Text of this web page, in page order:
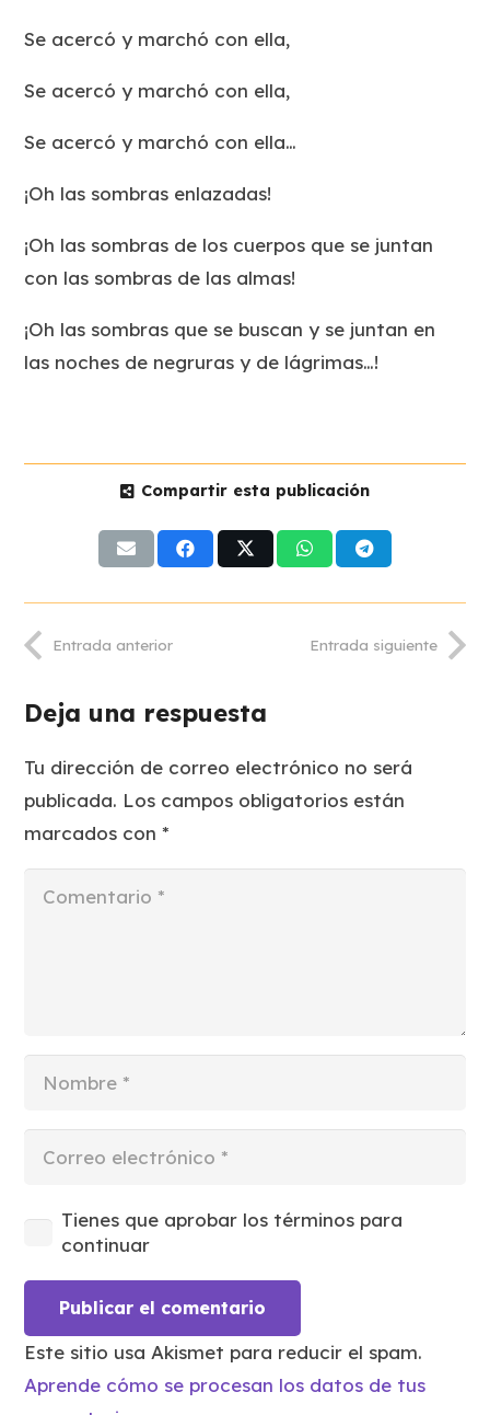
Se acercó y marchó con ella,
Se acercó y marchó con ella,
Se acercó y marchó con ella…
¡Oh las sombras enlazadas!
¡Oh las sombras de los cuerpos que se juntan
con las sombras de las almas!
¡Oh las sombras que se buscan y se juntan en
las noches de negruras y de lágrimas…!
Compartir esta publicación
Entrada anterior Entrada siguiente
Deja una respuesta
Tu dirección de correo electrónico no será
publicada. Los campos obligatorios están
marcados con*
Tienes que aprobar los términos para
continuar
Publicar el comentario
Este sitio usa Akismet para reducir el spam.
Aprende cómo se procesan los datos de tus